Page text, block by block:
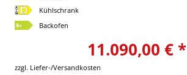
Kühlschrank
Backofen
11.090,00 € *
zzgl. Liefer-/Versandkosten